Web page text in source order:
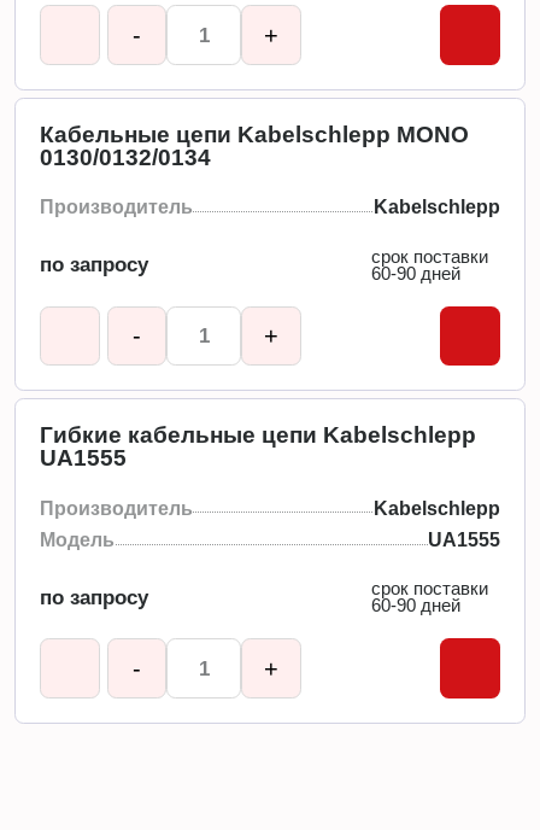
- +
Кабельные цепи Kabelschlepp MONO
0130/0132/0134
Производитель Kabelschlepp
по запросу
срок поставки
60-90 дней
- +
Гибкие кабельные цепи Kabelschlepp
UA1555
Производитель
Kabelschlepp
Модель
UA1555
по запросу
срок поставки
60-90 дней
- +